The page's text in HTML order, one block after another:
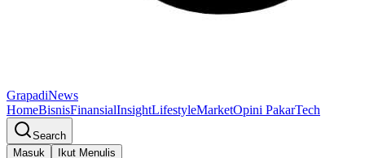
GrapadiNews
HomeBisnisFinansialInsightLifestyleMarketOpini PakarTech
Search
Masuk
Ikut Menulis